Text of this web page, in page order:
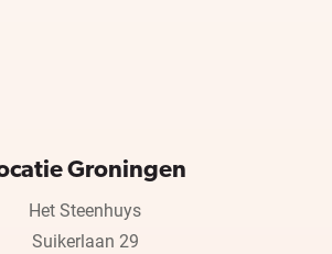
Groningen
Het Steenhuys
Suikerlaan 29